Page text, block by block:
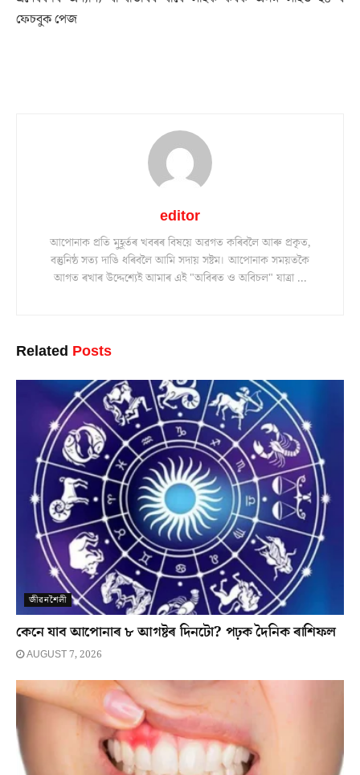
ফেচবুক পেজ
editor
আপোনাক প্ৰতি মুহূৰ্তৰ খবৰৰ বিষয়ে অৱগত কৰিবলৈ আৰু প্ৰকৃত,
বস্তুনিষ্ঠ সত্য দাঙি ধৰিবলৈ আমি সদায় সষ্টম। আপোনাক সময়তকৈ
আগত ৰখাৰ উদ্দেশ্যেই আমাৰ এই "অবিৰত ও অবিচল" যাত্ৰা ...
Related Posts
জীৱনশৈলী
কেনে যাব আপোনাৰ ৮ আগষ্টৰ দিনটো? পঢ়ক দৈনিক ৰাশিফল
AUGUST 7, 2026